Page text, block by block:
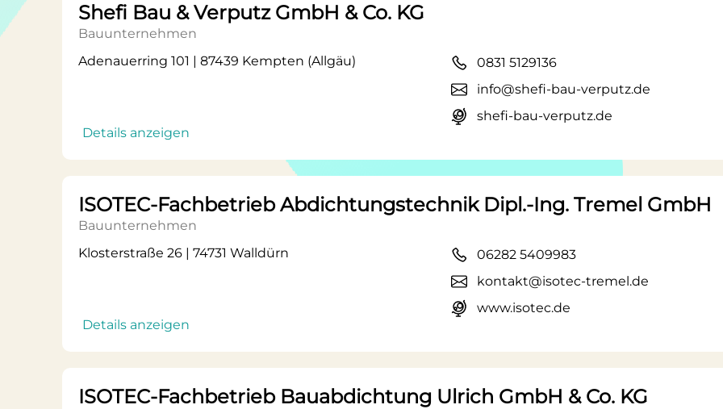
Shefi Bau & Verputz GmbH & Co. KG
Bauunternehmen
Adenauerring 101 | 87439 Kempten (Allgäu)
Details anzeigen
0831 5129136
info@shefi-bau-verputz.de
shefi-bau-verputz.de
ISOTEC-Fachbetrieb Abdichtungstechnik Dipl.-Ing. Tremel GmbH
Bauunternehmen
Klosterstraße 26 | 74731 Walldürn
Details anzeigen
06282 5409983
kontakt@isotec-tremel.de
www.isotec.de
ISOTEC-Fachbetrieb Bauabdichtung Ulrich GmbH & Co. KG